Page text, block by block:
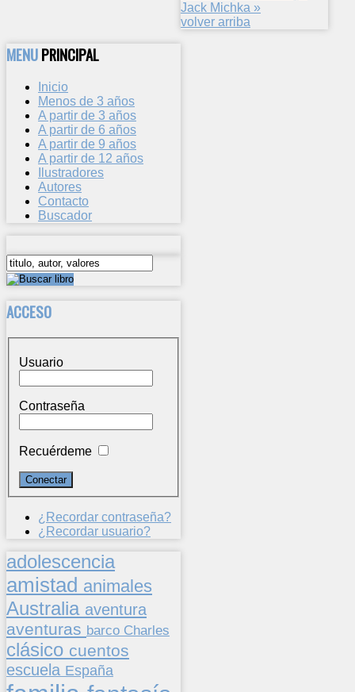
Jack Michka »
volver arriba
MENUPRINCIPAL
Inicio
Menos de 3 años
A partir de 3 años
A partir de 6 años
A partir de 9 años
A partir de 12 años
Ilustradores
Autores
Contacto
Buscador
ACCESO
Usuario
Contraseña
Recuérdeme
¿Recordar contraseña?
¿Recordar usuario?
adolescencia
amistad animales
Australia aventura
aventuras barco Charles
clásico cuentos
escuela España